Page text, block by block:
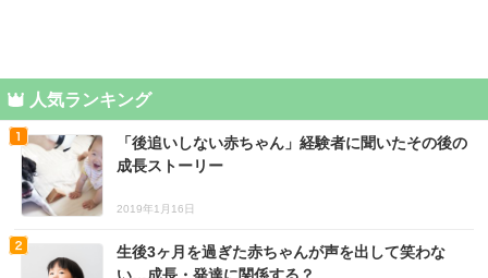
人気ランキング
「後追いしない赤ちゃん」経験者に聞いたその後の
成長ストーリー
2019年1月16日
生後3ヶ月を過ぎた赤ちゃんが声を出して笑わな